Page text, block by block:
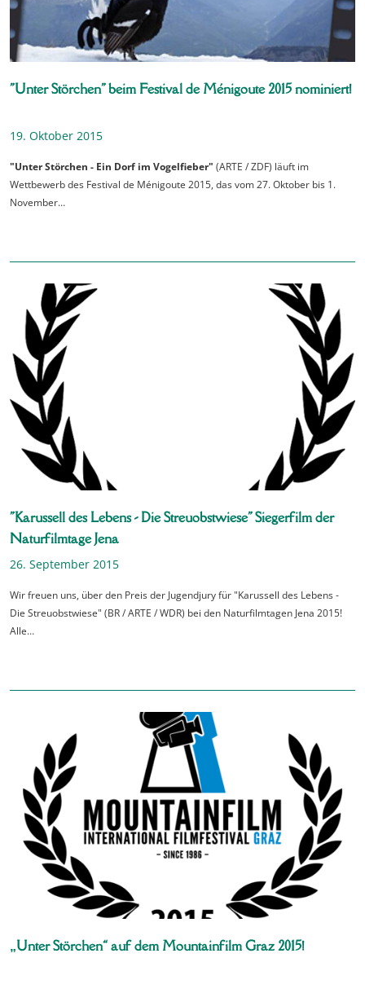
"Unter Störchen" beim Festival de Ménigoute 2015 nominiert!
19. Oktober 2015
"Unter Störchen - Ein Dorf im Vogelfieber" (ARTE / ZDF) läuft im
Wettbewerb des Festival de Ménigoute 2015, das vom 27. Oktober bis 1.
November…
"Karussell des Lebens - Die Streuobstwiese" Siegerfilm der
Naturfilmtage Jena
26. September 2015
Wir freuen uns, über den Preis der Jugendjury für "Karussell des Lebens -
Die Streuobstwiese" (BR / ARTE / WDR) bei den Naturfilmtagen Jena 2015!
Alle…
„Unter Störchen“ auf dem Mountainfilm Graz 2015!